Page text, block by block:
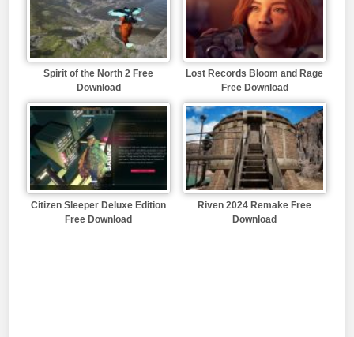
Spirit of the North 2 Free
Download
Lost Records Bloom and Rage
Free Download
Citizen Sleeper Deluxe Edition
Free Download
Riven 2024 Remake Free
Download